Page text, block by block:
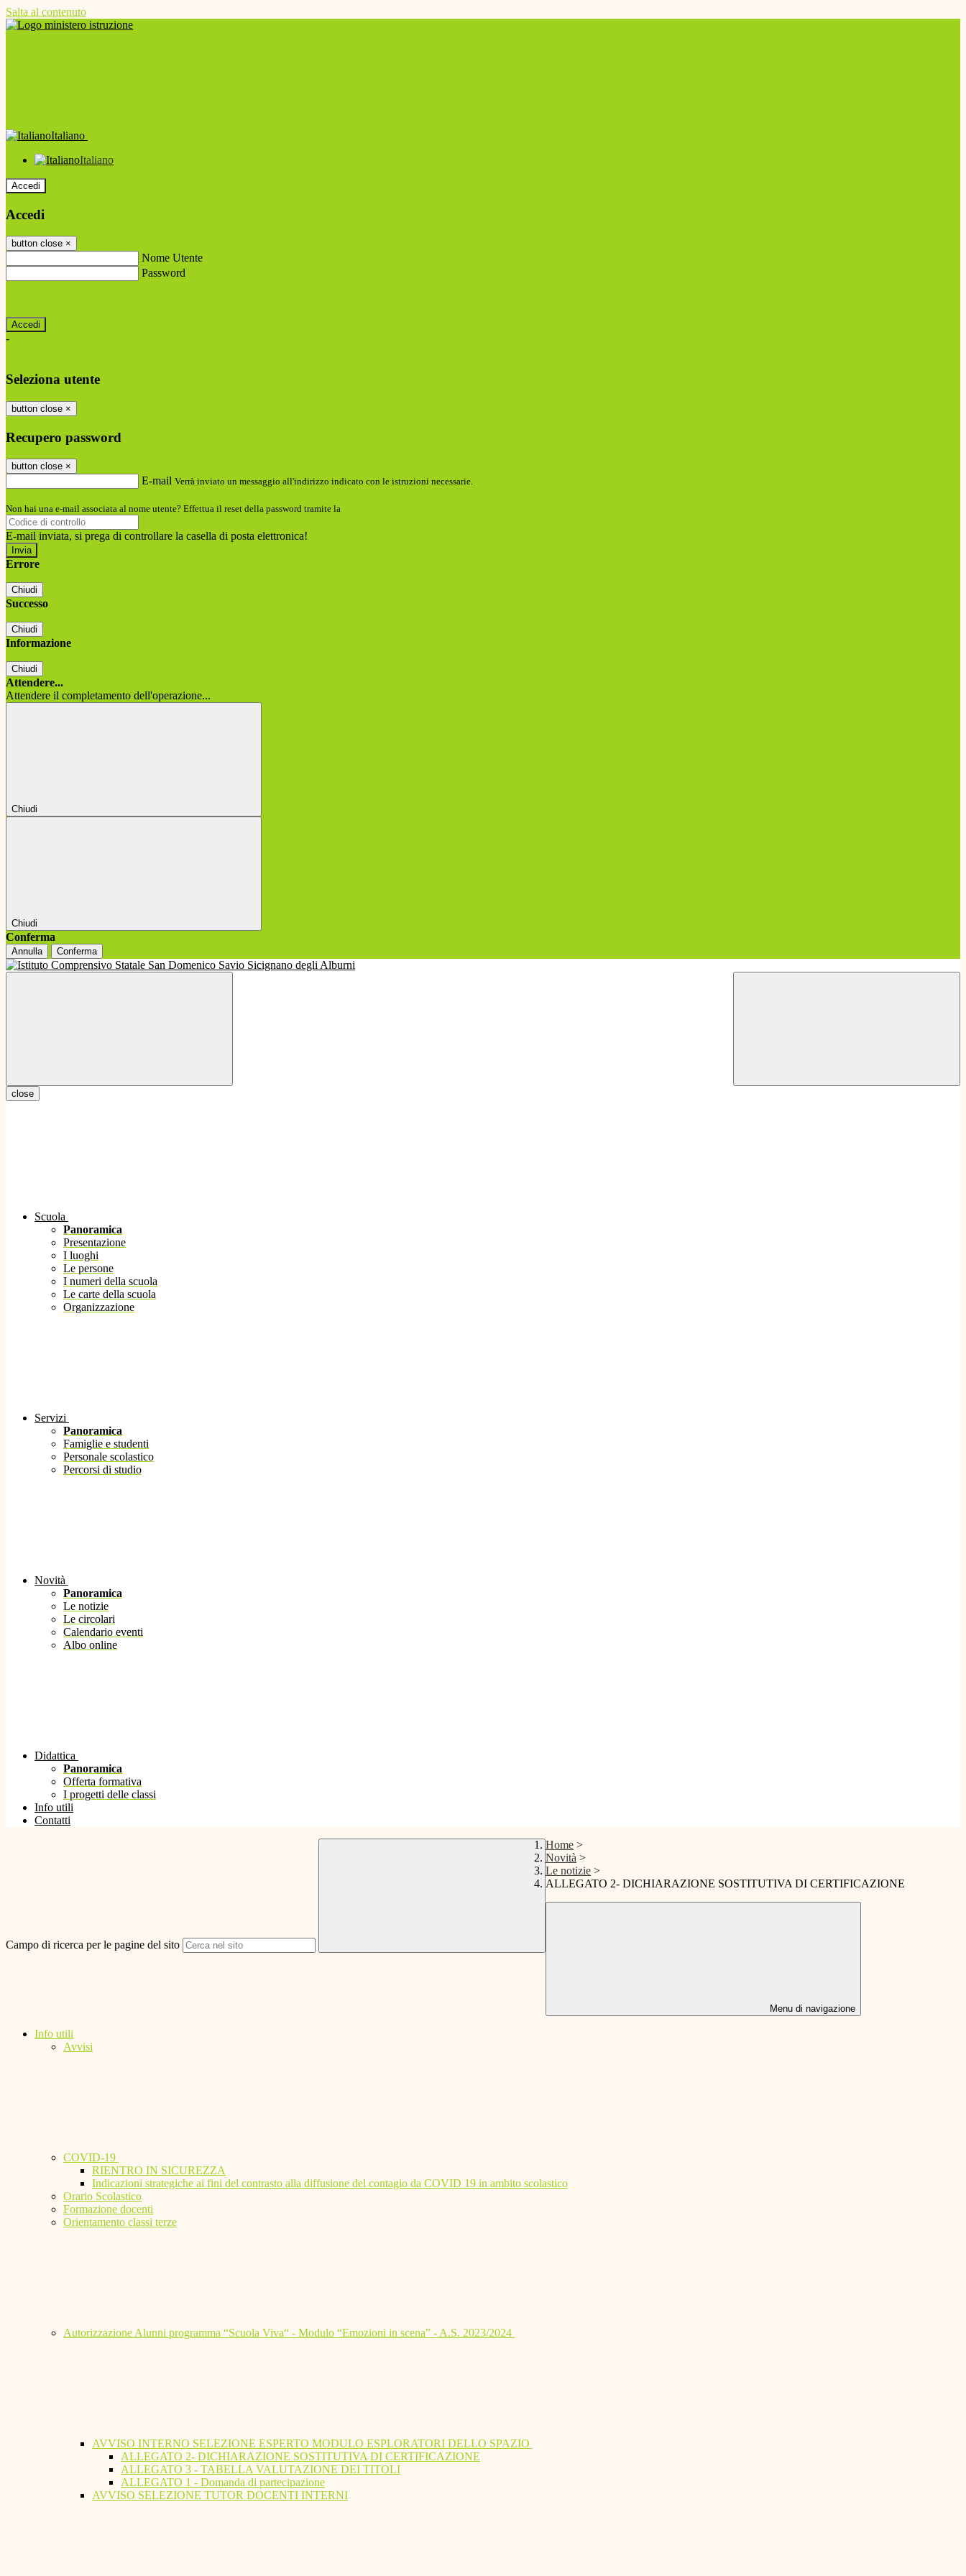
Salta al contenuto
Italiano
Italiano
Accedi
Accedi
button close ×
Nome Utente
Password
-
Seleziona utente
button close ×
Recupero password
button close ×
E-mail Verrà inviato un messaggio all'indirizzo indicato con le istruzioni necessarie.
Non hai una e-mail associata al nome utente? Effettua il reset della password tramite la
E-mail inviata, si prega di controllare la casella di posta elettronica!
Errore
Chiudi
Successo
Chiudi
Informazione
Chiudi
Attendere...
Attendere il completamento dell'operazione...
Chiudi
Chiudi
Conferma
Annulla Conferma
close
Scuola
Panoramica
Presentazione
I luoghi
Le persone
I numeri della scuola
Le carte della scuola
Organizzazione
Servizi
Panoramica
Famiglie e studenti
Personale scolastico
Percorsi di studio
Novità
Panoramica
Le notizie
Le circolari
Calendario eventi
Albo online
Didattica
Panoramica
Offerta formativa
I progetti delle classi
Info utili
Contatti
Campo di ricerca per le pagine del sito
Home >
Novità >
Le notizie >
ALLEGATO 2- DICHIARAZIONE SOSTITUTIVA DI CERTIFICAZIONE
Menu di navigazione
Info utili
Avvisi
COVID-19
RIENTRO IN SICUREZZA
Indicazioni strategiche ai fini del contrasto alla diffusione del contagio da COVID 19 in ambito scolastico
Orario Scolastico
Formazione docenti
Orientamento classi terze
Autorizzazione Alunni programma “Scuola Viva“ - Modulo “Emozioni in scena” - A.S. 2023/2024
AVVISO INTERNO SELEZIONE ESPERTO MODULO ESPLORATORI DELLO SPAZIO
ALLEGATO 2- DICHIARAZIONE SOSTITUTIVA DI CERTIFICAZIONE
ALLEGATO 3 - TABELLA VALUTAZIONE DEI TITOLI
ALLEGATO 1 - Domanda di partecipazione
AVVISO SELEZIONE TUTOR DOCENTI INTERNI